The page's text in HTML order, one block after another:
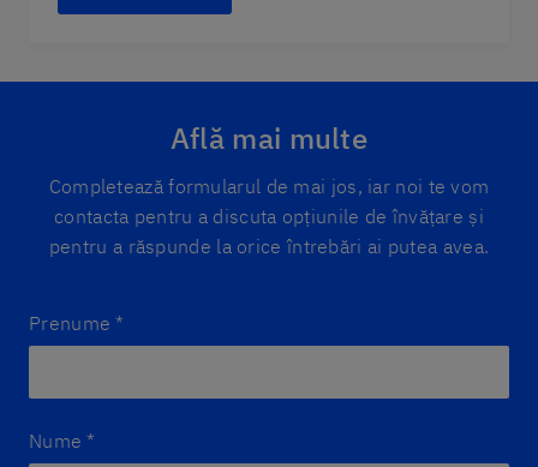
Află mai multe
Completează formularul de mai jos, iar noi te vom
contacta pentru a discuta opțiunile de învățare și
pentru a răspunde la orice întrebări ai putea avea.
Prenume *
Nume *